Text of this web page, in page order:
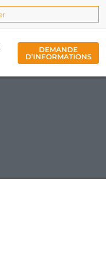
DEMANDE
D’INFORMATIONS